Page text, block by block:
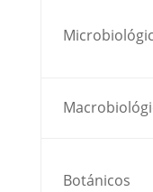
Botánicos